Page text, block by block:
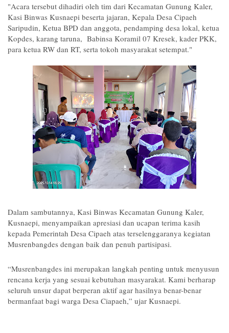
"Acara tersebut dihadiri oleh tim dari Kecamatan Gunung Kaler,
Kasi Binwas Kusnaepi beserta jajaran, Kepala Desa Cipaeh
Saripudin, Ketua BPD dan anggota, pendamping desa lokal, ketua
Kopdes, karang taruna, Babinsa Koramil 07 Kresek, kader PKK,
para ketua RW dan RT, serta tokoh masyarakat setempat."
Dalam sambutannya, Kasi Binwas Kecamatan Gunung Kaler,
Kusnaepi, menyampaikan apresiasi dan ucapan terima kasih
kepada Pemerintah Desa Cipaeh atas terselenggaranya kegiatan
Musrenbangdes dengan baik dan penuh partisipasi.
“Musrenbangdes ini merupakan langkah penting untuk menyusun
rencana kerja yang sesuai kebutuhan masyarakat. Kami berharap
seluruh unsur dapat berperan aktif agar hasilnya benar-benar
bermanfaat bagi warga Desa Ciapaeh,” ujar Kusnaepi.